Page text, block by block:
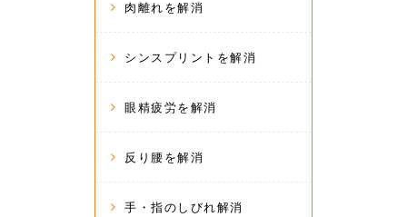
肉離れを解消
シンスプリントを解消
眼精疲労を解消
反り腰を解消
手・指のしびれ解消